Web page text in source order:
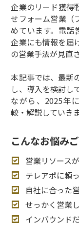
企業のリード獲得
せフォーム営業（
めています。電話
企業にも情報を届
の営業手法が見直
本記事では、最新
し、導入を検討し
ながら、2025年
較・解説していきま
こんなお悩み
営業リソース
テレアポに頼
自社に合った
せっかく営業
インバウンド